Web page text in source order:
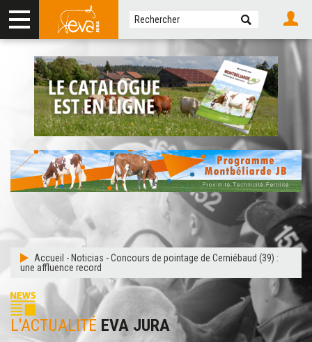
Accueil - Noticias -Concours de pointage de Cerniébaud (39) :
une affluence record
L'ACTUALITÉ EVA JURA